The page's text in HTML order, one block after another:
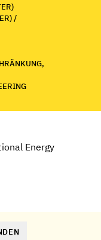
/
Energy